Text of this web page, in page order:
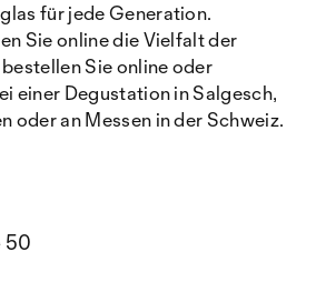
für jede Generation.
Sie online die Vielfalt der
Sie online oder
einer Degustation in Salgesch,
oder an Messen in der Schweiz.
50